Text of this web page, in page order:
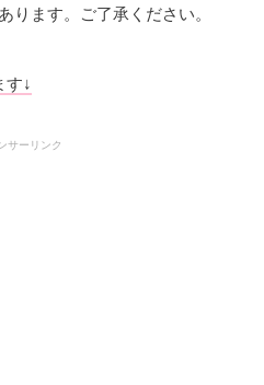
ります。ご了承ください。
す↓
サーリンク